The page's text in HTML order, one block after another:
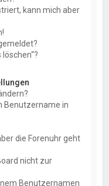
kann mich aber
Benutzername in
die Forenuhr geht
nicht zur
Benutzernamen